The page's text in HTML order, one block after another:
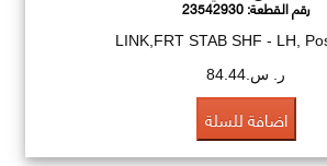
رقم القطعة:23542930
LINK,FRT STAB SHF - LH,
ر. س.84.44
اضافة للسلة